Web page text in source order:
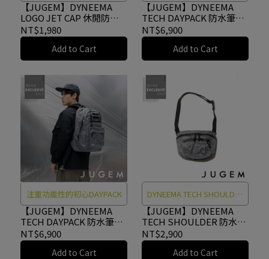
【JUGEM】DYNEEMA
LOGO JET CAP 休閒防潑
水五分割帽 NAVY
#4G220260193
NT$1,980
Add to Cart
【JUGEM】DYNEEMA
TECH DAYPACK 防水筆電
後背包 BLACK
#4G2120400187
NT$6,900
Add to Cart
注重功能性的初心DAYPACK
【JUGEM】DYNEEMA
TECH DAYPACK 防水筆電
後背包 GRAY
#4G2120400187
NT$6,900
Add to Cart
DYNEEMA TECH SHOULDER
防水肩背包
【JUGEM】DYNEEMA
TECH SHOULDER 防水肩
背包 GRAY
#4G2120430188
NT$2,900
Add to Cart